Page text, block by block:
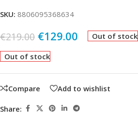
SKU: 8806095368634
€219.00 €129.00 Out of stock
Out of stock
Compare Add to wishlist
Share: